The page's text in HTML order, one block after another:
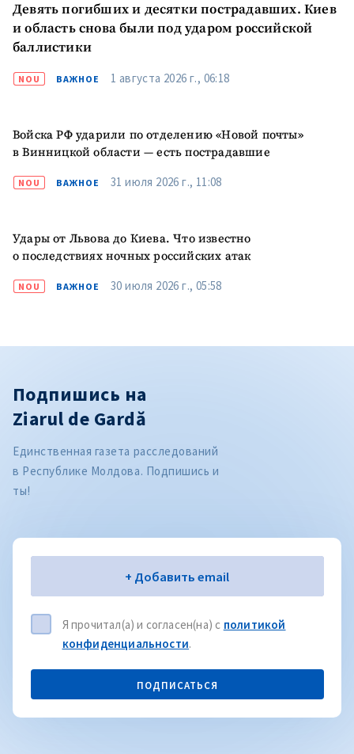
Девять погибших и десятки пострадавших. Киев
и область снова были под ударом российской
баллистики
NOU ВАЖНОЕ 1 августа 2026 г., 06:18
Войска РФ ударили по отделению «Новой почты»
в Винницкой области — есть пострадавшие
NOU ВАЖНОЕ 31 июля 2026 г., 11:08
Удары от Львова до Киева. Что известно
о последствиях ночных российских атак
NOU ВАЖНОЕ 30 июля 2026 г., 05:58
Подпишись на
Ziarul de Gardă
Единственная газета расследований
в Республике Молдова. Подпишись и
ты!
Электронная почта+ Добавить email
Я прочитал(а) и согласен(на) с политикой
конфиденциальности.
ПОДПИСАТЬСЯ